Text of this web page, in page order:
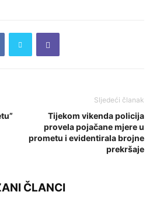
Sljedeći članak
Tijekom vikenda policija
provela pojačane mjere u
prometu i evidentirala brojne
prekršaje
ČLANCI